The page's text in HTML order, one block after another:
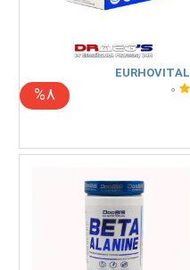
EURHOVITAL
0
%8